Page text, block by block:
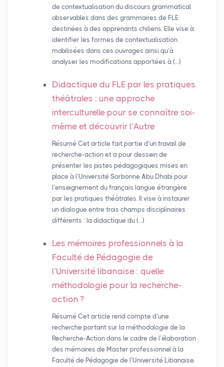
de contextualisation du discours grammatical
observables dans des grammaires de FLE
destinées à des apprenants chiliens. Elle vise à
identifier les formes de contextualisation
mobilisées dans ces ouvrages ainsi qu’à
analyser les modifications apportées à (…)
Didactique du FLE par les pratiques
théâtrales : une approche
interculturelle pour se connaître soi-
même et découvrir l’Autre
Résumé Cet article fait partie d’un travail de
recherche-action et a pour dessein de
présenter les pistes pédagogiques mises en
place à l’Université Sorbonne Abu Dhabi pour
l’enseignement du français langue étrangère
par les pratiques théâtrales. Il vise à instaurer
un dialogue entre trois champs disciplinaires
différents : la didactique du (…)
Les mémoires professionnels à la
Faculté de Pédagogie de
l’Université libanaise : quelle
méthodologie pour la recherche-
action ?
Résumé Cet article rend compte d’une
recherche portant sur la méthodologie de la
Recherche-Action dans le cadre de l’élaboration
des mémoires de Master professionnel à la
Faculté de Pédagogie de l’Université Libanaise.